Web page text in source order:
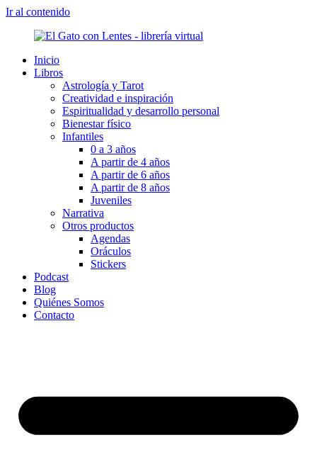
Ir al contenido
Inicio
Libros
Astrología y Tarot
Creatividad e inspiración
Espiritualidad y desarrollo personal
Bienestar físico
Infantiles
0 a 3 años
A partir de 4 años
A partir de 6 años
A partir de 8 años
Juveniles
Narrativa
Otros productos
Agendas
Oráculos
Stickers
Podcast
Blog
Quiénes Somos
Contacto